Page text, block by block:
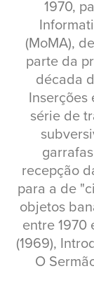
1970,
(MoMA),
parte da
década
Inserções
série de
recepção
para a de
objetos
entre 1970
(1969),
O